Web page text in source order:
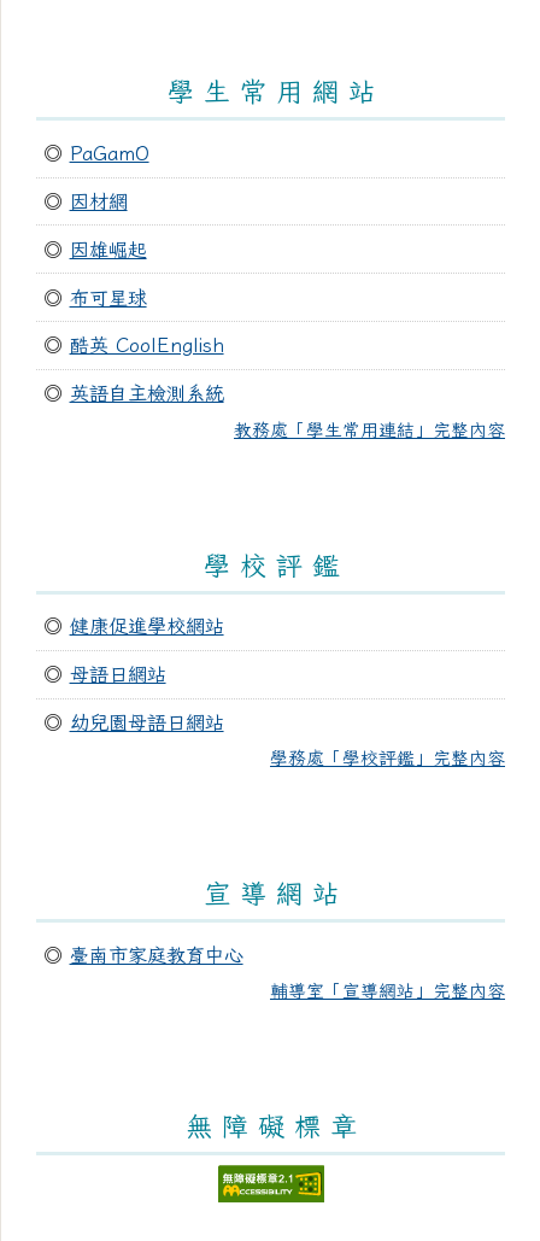
學 生 常 用 網 站
◎ PaGamO
◎ 因材網
◎ 因雄崛起
◎ 布可星球
◎ 酷英 CoolEnglish
◎ 英語自主檢測系統
教務處「學生常用連結」完整內容
學 校 評 鑑
◎ 健康促進學校網站
◎ 母語日網站
◎ 幼兒園母語日網站
學務處「學校評鑑」完整內容
宣 導 網 站
◎ 臺南市家庭教育中心
輔導室「宣導網站」完整內容
無 障 礙 標 章